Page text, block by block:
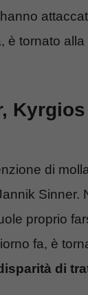
è tornato
di
Sinner.
proprio
fa, è
di